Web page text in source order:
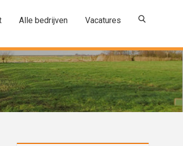
Alle bedrijven Vacatures